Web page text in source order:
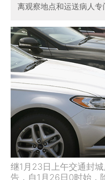
离观察地点和运送病人专
继1月23日上午交通封
告，自1月26日0时始，